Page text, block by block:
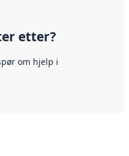
etter?
om hjelp i